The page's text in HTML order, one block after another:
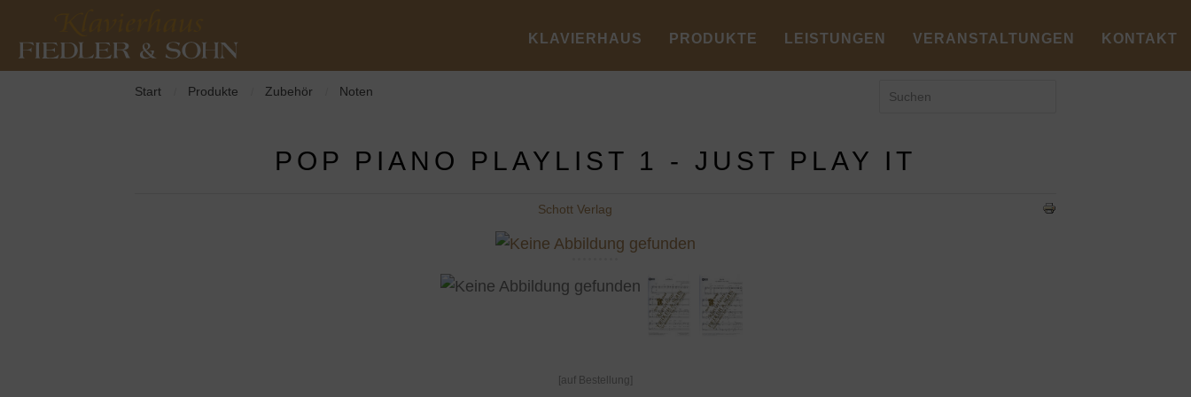
KLAVIERHAUS PRODUKTE LEISTUNGEN VERANSTALTUNGEN KONTAKT
Start Produkte Zubehör Noten
POP PIANO PLAYLIST 1 - JUST PLAY IT
Schott Verlag
[auf Bestellung]